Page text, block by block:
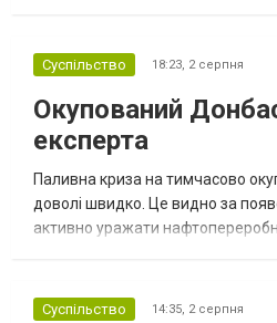
Суспільство 18:23, 2 серпня
Окупований
експерта
Паливна криза на тимчасово
доволі швидко. Це видно за
активно уражати
Суспільство 14:35, 2 серпня